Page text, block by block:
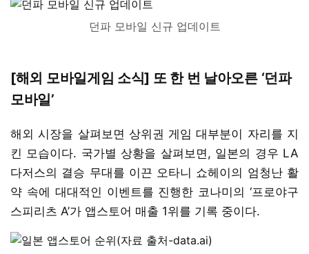
던파 모바일 신규 업데이트
[해외 모바일게임 소식] 또 한 번 날아오른 ‘던파
모바일’
해외 시장을 살펴보면 상위권 게임 대부분이 자리를 지
킨 모습이다. 국가별 상황을 살펴보면, 일본의 경우 LA
다저스의 결승 무대를 이끈 오타니 쇼헤이의 엄청난 활
약 속에 대대적인 이벤트를 진행한 코나미의 ‘프로야구
스피리츠 A’가 앱스토어 매출 1위를 기록 중이다.